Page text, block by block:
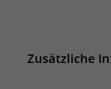
Zusätzliche